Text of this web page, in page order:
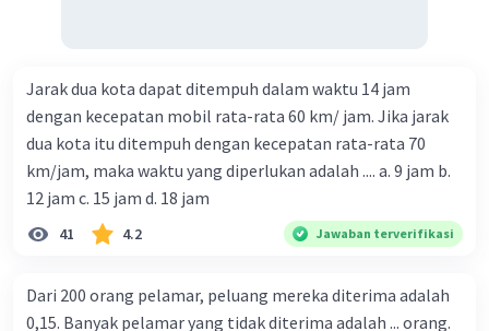
Jarak dua kota dapat ditempuh dalam waktu 14 jam
dengan kecepatan mobil rata-rata 60 km/ jam. Jika jarak
dua kota itu ditempuh dengan kecepatan rata-rata 70
km/jam, maka waktu yang diperlukan adalah .... a. 9 jam b.
12 jam c. 15 jam d. 18 jam
41 4.2 Jawaban terverifikasi
Dari 200 orang pelamar, peluang mereka diterima adalah
0,15. Banyak pelamar yang tidak diterima adalah ... orang.